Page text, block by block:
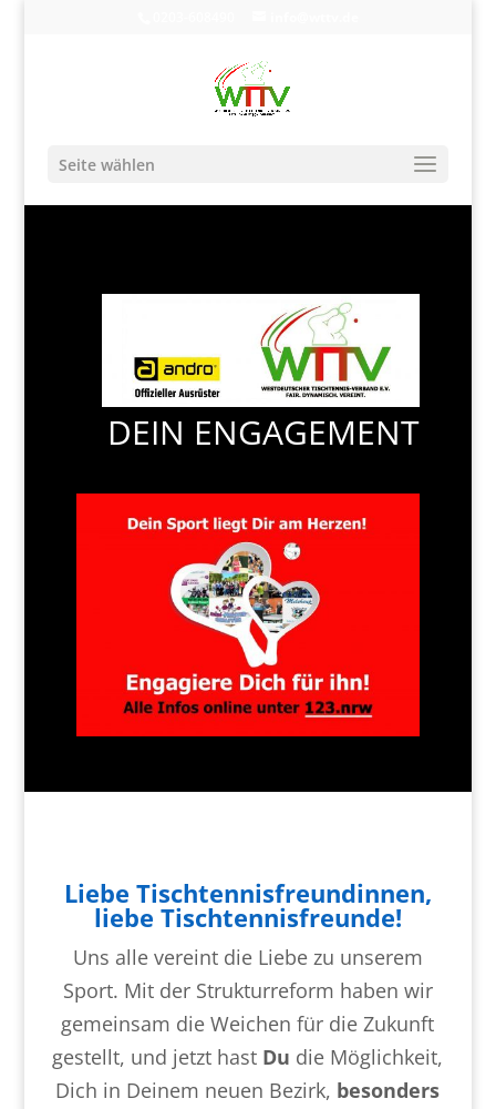
Seite wählen
DEIN ENGAGEMENT
Liebe Tischtennisfreundinnen,
liebe Tischtennisfreunde!
Uns alle vereint die Liebe zu unserem
Sport. Mit der Strukturreform haben wir
gemeinsam die Weichen für die Zukunft
gestellt, und jetzt hast Du die Möglichkeit,
Dich in Deinem neuen Bezirk, besonders